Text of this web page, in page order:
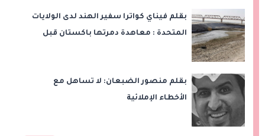
بقلم فيناي كواترا سفير الهند لدى الولايات
المتحدة : معاهدة دمرتها باكستان قبل
بقلم منصور الضبعان: لا تساهل مع
الأخطاء الإملائية